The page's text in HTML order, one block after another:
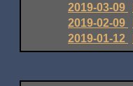
2019-03-09
2019-02-09
2019-01-12